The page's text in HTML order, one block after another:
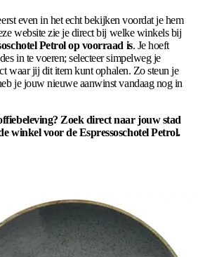
even in het echt bekijken voordat je hem
website zie je direct bij welke winkels bij
Petrol op voorraad is. Je hoeft
in te voeren; selecteer simpelweg je
waar jij dit item kunt ophalen. Zo steun je
je jouw nieuwe aanwinst vandaag nog in
Zoek direct naar jouw stad
winkel voor de Espressoschotel Petrol.